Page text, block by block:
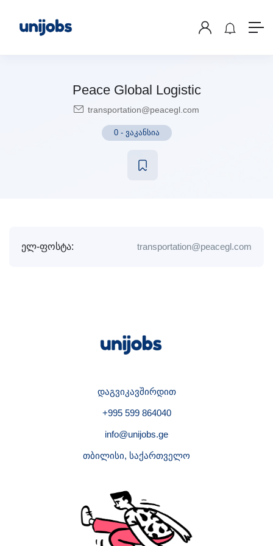
Peace Global Logistic
transportation@peacegl.com
0- ვაკანსია
ელ-ფოსტა: transportation@peacegl.com
დაგვიკავშირდით
+995 599 864040
info@unijobs.ge
თბილისი, საქართველო